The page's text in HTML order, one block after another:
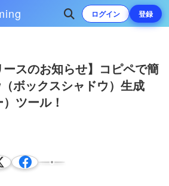
ログイン 登録
Video
れている動画
【新サービスリリースのお知ら
せ】画像などが簡単に加工でき
る！CSS Filter（フィルター）生
ースのお知らせ】コピペで簡
ボックスシャドウ）生成
ツール！